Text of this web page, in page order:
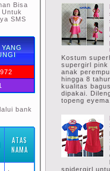
Bisa
SMS
bank
ATAS
NAMA
Kostum
supergirl pink
anak
hingga 8
kualitas
dipakai.
topeng
spidergirl